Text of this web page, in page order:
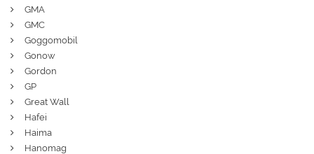
GMA
GMC
Goggomobil
Gonow
Gordon
GP
Great Wall
Hafei
Haima
Hanomag